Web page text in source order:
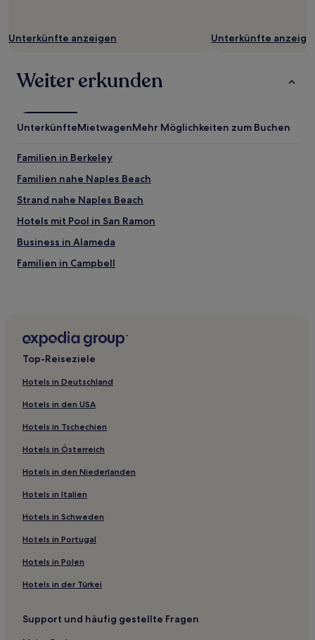
Unterkünfte anzeigen Unterkünfte
Weiter erkunden
UnterkünfteMietwagenMehr Möglichkeiten zum Buchen
Familien in Berkeley
Familien nahe Naples Beach
Strand nahe Naples Beach
Hotels mit Pool in San Ramon
Business in Alameda
Familien in Campbell
Familien in Morgan Hill
Hotels mit Parkplatz in Fremont
Lgbtqia-Freundliche in Millbrae
Günstige in Emeryville
Lgbtqia-Freundliche in San Francisco
Familien in South San Francisco
Lgbtqia-Freundliche in South San Francisco
Familien nahe Pacific Avenue
Hotels mit Pool in Menlo Park
Familien in Menlo Park
Business in Menlo Park
Luxus in Santa Clara
Luxus in Bay Area
Top-Reiseziele
Hotels in Deutschland
Hotels in den USA
Hotels in Tschechien
Hotels in Österreich
Hotels in den Niederlanden
Hotels in Italien
Hotels in Schweden
Hotels in Portugal
Hotels in Polen
Hotels in der Türkei
Support und häufig gestellte Fragen